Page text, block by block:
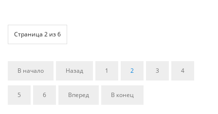
Страница 2 из 6
В начало Назад 1 2 3 4
5 6 Вперед В конец